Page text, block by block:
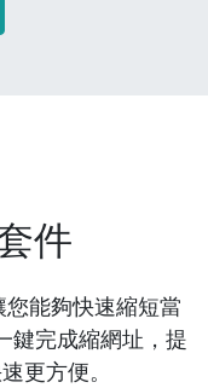
件
能夠快速縮短當
鍵完成縮網址，提
更方便。